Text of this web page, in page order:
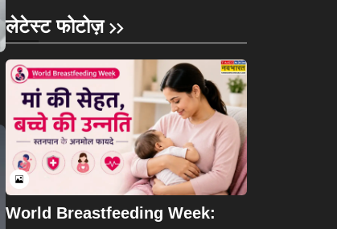
लेटेस्ट फोटोज़
World Breastfeeding Week: